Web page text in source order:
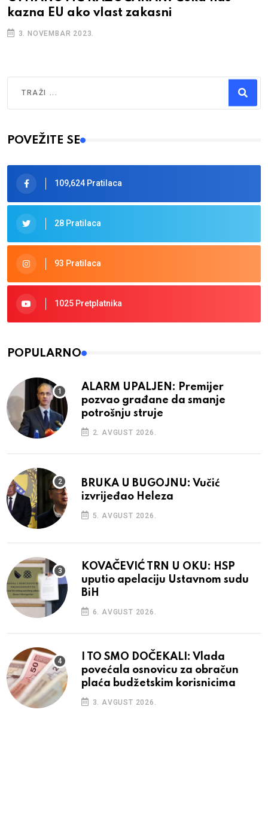
kazna EU ako vlast zakasni
3. NOVEMBAR 2023.
Type 2 or more characters for results.
POVEŽITE SE
109,624 Pratilaca
28 Pratilaca
93 Pratilaca
1025 Pretplatnika
POPULARNO
ALARM UPALJEN: Premijer
pozvao građane da smanje
potrošnju struje
2. AVGUST 2026.
BRUKA U BUGOJNU: Vučić
izvrijeđao Heleza
5. AVGUST 2026.
KOVAČEVIĆ TRN U OKU: HSP
uputio apelaciju Ustavnom sudu
BiH
6. AVGUST 2026.
I TO SMO DOČEKALI: Vlada
povećala osnovicu za obračun
plaća budžetskim korisnicima
3. AVGUST 2026.